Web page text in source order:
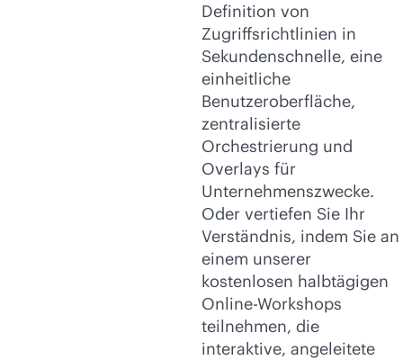
Definition von
Zugriffsrichtlinien in
Sekundenschnelle, eine
einheitliche
Benutzeroberfläche,
zentralisierte
Orchestrierung und
Overlays für
Unternehmenszwecke.
Oder vertiefen Sie Ihr
Verständnis, indem Sie an
einem unserer
kostenlosen halbtägigen
Online-Workshops
teilnehmen, die
interaktive, angeleitete